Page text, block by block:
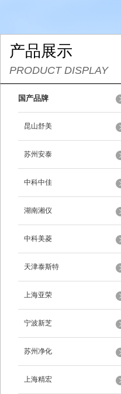
产品展示
PRODUCT DISPLAY
国产品牌
昆山舒美
苏州安泰
中科中佳
湖南湘仪
中科美菱
天津泰斯特
上海亚荣
宁波新芝
苏州净化
上海精宏